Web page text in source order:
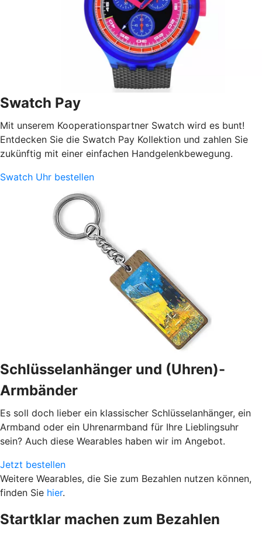
Swatch Pay
Mit unserem Kooperationspartner Swatch wird es bunt!
Entdecken Sie die Swatch Pay Kollektion und zahlen Sie
zukünftig mit einer einfachen Handgelenkbewegung.
Swatch Uhr bestellen
Schlüsselanhänger und (Uhren)-
Armbänder
Es soll doch lieber ein klassischer Schlüsselanhänger, ein
Armband oder ein Uhrenarmband für Ihre Lieblingsuhr
sein? Auch diese Wearables haben wir im Angebot.
Jetzt bestellen
Weitere Wearables, die Sie zum Bezahlen nutzen können,
finden Sie hier.
Startklar machen zum Bezahlen